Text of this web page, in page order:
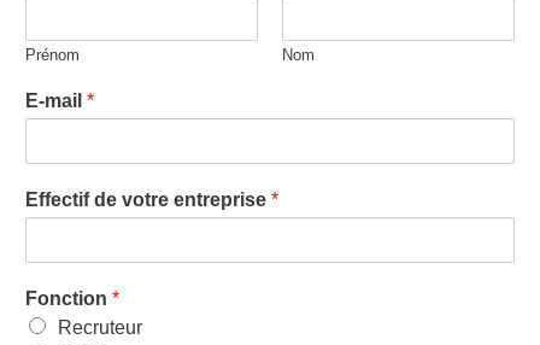
Prénom Nom
E-mail *
Effectif de votre entreprise *
Fonction *
Recruteur